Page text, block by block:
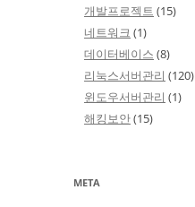
개발프로젝트 (15)
네트워크 (1)
데이터베이스 (8)
리눅스서버관리 (120)
윈도우서버관리 (1)
해킹보안(15)
META